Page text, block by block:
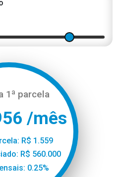
1ª parcela
/mês
R$ 1.559
R$ 560.000
0.25%